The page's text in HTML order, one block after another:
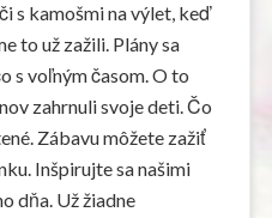
s kamošmi na výlet, keď
to už zažili. Plány sa
s voľným časom. O to
zahrnuli svoje deti. Čo
Zábavu môžete zažiť
Inšpirujte sa našimi
dňa. Už žiadne